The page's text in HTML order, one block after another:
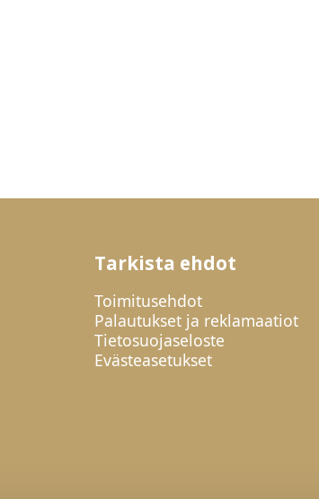
Tarkista ehdot
Toimitusehdot
Palautukset ja reklamaatiot
Tietosuojaseloste
Evästeasetukset